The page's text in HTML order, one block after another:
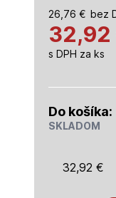
26,76 € bez
32,92
s DPH za ks
Do košíka:
SKLADOM
32,92 €